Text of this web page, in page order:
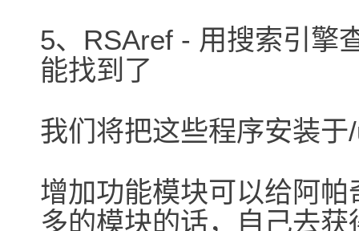
5、RSAref - 用搜索引擎
能找到了
我们将把这些程序安装
增加功能模块可以给阿
多的模块的话，自己去获